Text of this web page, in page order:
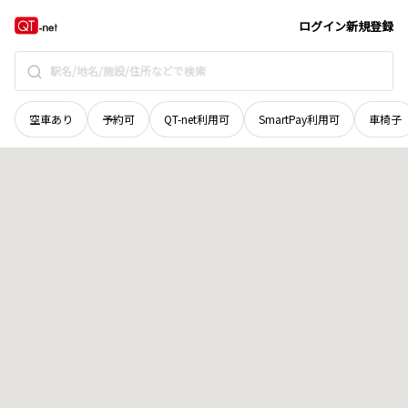
ログイン新規登録
空車あり 予約可 QT-net利用可 SmartPay利用可 車椅子
愛媛県